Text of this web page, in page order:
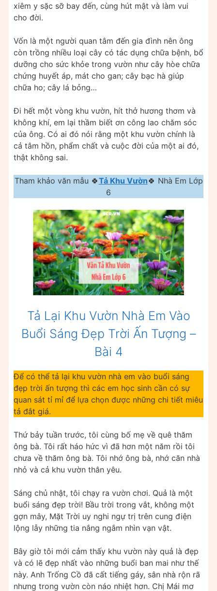
xiêm y sặc sỡ bay đến, cùng hút mật và làm vui
cho đời.
Vốn là một người quan tâm đến gia đình nên ông
còn trồng nhiều loại cây có tác dụng chữa bệnh, bổ
dưỡng cho sức khỏe trong vườn như cây hòe chữa
chứng huyết áp, mát cho gan; cây bạc hà giúp
chữa ho; cây lá bỏng…
Đi hết một vòng khu vườn, hít thở hương thơm và
không khí, em lại thầm biết ơn công lao chăm sóc
của ông. Có ai đó nói rằng một khu vườn chính là
cả tâm hồn, phẩm chất và cuộc đời của một ai đó,
thật không sai.
Tham khảo văn mẫu 🍀Tả Khu Vườn🍀 Nhà Em Lớp
6
Tả Lại Khu Vườn Nhà Em Vào
Buổi Sáng Đẹp Trời Ấn Tượng –
Bài 4
Để có thể tả lại khu vườn nhà em vào buổi sáng
đẹp trời ấn tượng thì các em học sinh cần có sự
quan sát tỉ mỉ để lựa chọn được những chi tiết miêu
tả đắt giá.
Thứ bảy tuần trước, tôi cùng bố mẹ về quê thăm
ông bà. Tôi rất háo hức vì đã hơn một năm rồi tôi
chưa về thăm ông bà. Tôi nhớ ông bà, nhớ căn nhà
nhỏ và cả khu vườn thân yêu.
Sáng chủ nhật, tôi chạy ra vườn chơi. Quả là một
buổi sáng đẹp trời! Bầu trời trong vắt, không một
gợn mây, Mặt Trời uy nghi ngự trị trên cung điện
lộng lẫy những tia nắng ngắm nhìn vạn vật.
Bây giờ tôi mới cảm thấy khu vườn này quả là đẹp
và có lẽ đẹp nhất vào những buổi ban mai như thế
này. Anh Trống Cồ đã cất tiếng gáy, sân nhà rộn rã
nhưng trong vườn còn náo nhiệt hơn. Chị Mái mơ